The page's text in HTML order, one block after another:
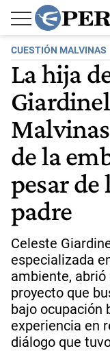
CUESTIÓN MALVINAS
La hija
de la
pesar de
padre
Celeste
especializada
ambiente, abrió
proyecto que
bajo ocupación
experiencia en
diálogo que